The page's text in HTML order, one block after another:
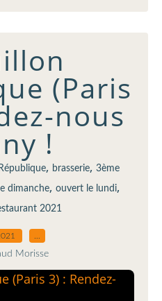
(Paris
nous
!
, brasserie, 3ème
dimanche, ouvert le lundi,
2021
Morisse